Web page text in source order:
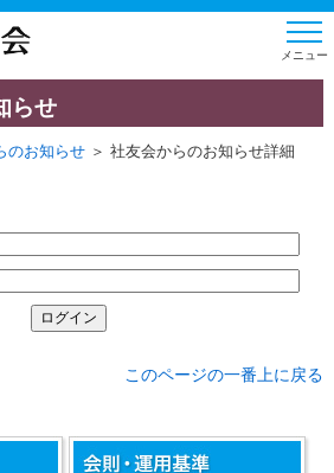
らせ
のお知らせ＞ 社友会からのお知らせ詳細
このページの一番上に戻る